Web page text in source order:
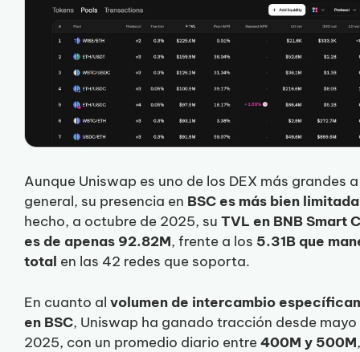
Aunque Uniswap es uno de los DEX más grandes
general, su presencia en BSC es más bien limitada
hecho, a octubre de 2025, su TVL en BNB Smart
es de apenas 92.82M, frente a los 5.31B que
total en las 42 redes que soporta.
En cuanto al volumen de intercambio
en BSC, Uniswap ha ganado tracción desde mayo
2025, con un promedio diario entre400M y 500M